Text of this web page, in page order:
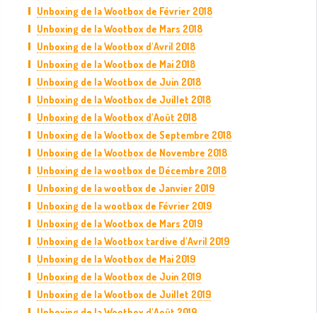
Unboxing de la Wootbox de Février 2018
Unboxing de la Wootbox de Mars 2018
Unboxing de la Wootbox d'Avril 2018
Unboxing de la Wootbox de Mai 2018
Unboxing de la Wootbox de Juin 2018
Unboxing de la Wootbox de Juillet 2018
Unboxing de la Wootbox d'Août 2018
Unboxing de la Wootbox de Septembre 2018
Unboxing de la Wootbox de Novembre 2018
Unboxing de la wootbox de Décembre 2018
Unboxing de la wootbox de Janvier 2019
Unboxing de la wootbox de Février 2019
Unboxing de la Wootbox de Mars 2019
Unboxing de la Wootbox tardive d'Avril 2019
Unboxing de la Wootbox de Mai 2019
Unboxing de la Wootbox de Juin 2019
Unboxing de la Wootbox de Juillet 2019